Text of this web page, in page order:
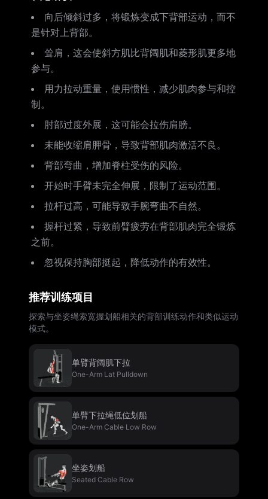
向后倾斜过多，将锻炼变成下背部运动，而不
是针对上背部。
耸肩，这会使斜方肌比背阔肌和菱形肌更多地
参与。
用力拉动重量，使用惯性，减少肌肉参与和控
制。
肘部过度外展，这可能会拉伤肩膀。
未能收缩肩胛骨，导致背部肌肉激活不良。
背部弯曲，增加脊柱受伤的风险。
开始时手臂未完全伸展，限制了运动范围。
拉杆过高，可能导致手腕弯曲不自然。
握杆过紧，导致前臂疲劳在背部肌肉完全锻炼
之前。
忽视保持胸部挺起，降低动作的有效性。
推荐训练项目
探索与坐姿绳索宽握划船相关的背部训练动作和类似运动
模式。
单臂背阔肌下拉
One-Arm Lat Pulldown
单臂下拉绳低位划船
One-Arm Cable Low Row
坐姿划船
Seated Cable Row